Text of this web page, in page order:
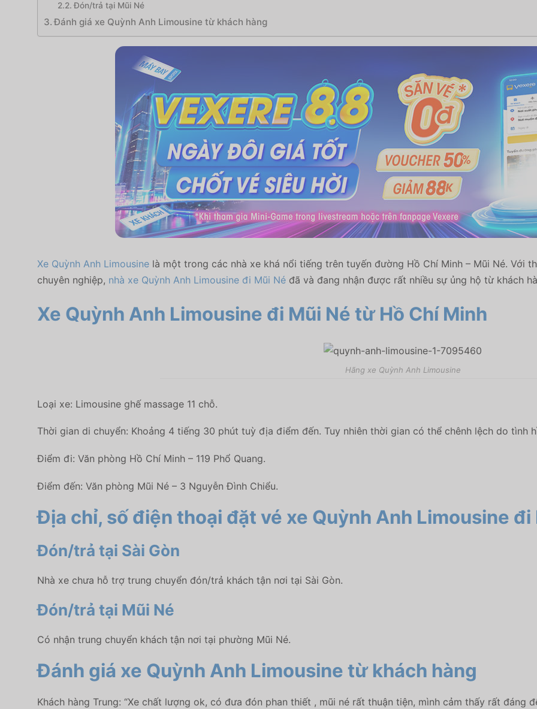
Đón/trả tại Mũi Né
Đánh giá xe Quỳnh Anh Limousine từ khách hàng
Xe Quỳnh Anh Limousine là một trong các nhà xe khá nổi tiếng trên tuyến đường Hồ Chí Minh – Mũi Né. Với
chuyên nghiệp, nhà xe Quỳnh Anh Limousine đi Mũi Né đã và đang nhận được rất nhiều sự ủng hộ từ khách
Xe Quỳnh Anh Limousine đi Mũi Né từ Hồ Chí Minh
Hãng xe Quỳnh Anh Limousine
Loại xe: Limousine ghế massage 11 chỗ.
Thời gian di chuyển: Khoảng 4 tiếng 30 phút tuỳ địa điểm đến. Tuy nhiên thời gian có thể chênh lệch do tình
Điểm đi: Văn phòng Hồ Chí Minh – 119 Phổ Quang.
Điểm đến: Văn phòng Mũi Né – 3 Nguyễn Đình Chiểu.
Địa chỉ, số điện thoại đặt vé xe Quỳnh Anh Limousine đi
Đón/trả tại Sài Gòn
Nhà xe chưa hỗ trợ trung chuyển đón/trả khách tận nơi tại Sài Gòn.
Đón/trả tại Mũi Né
Có nhận trung chuyển khách tận nơi tại phường Mũi Né.
Đánh giá xe Quỳnh Anh Limousine từ khách hàng
Khách hàng Trung: “Xe chất lượng ok, có đưa đón phan thiết , mũi né rất thuận tiện, mình cảm thấy rất đáng